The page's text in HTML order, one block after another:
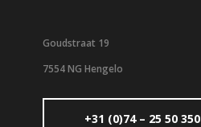
Goudstraat 19
7554 NG Hengelo
+31 (0)74 – 25 50 350